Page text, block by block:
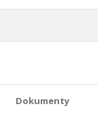
Dokumenty